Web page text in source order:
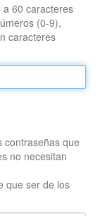
60 caracteres
(0-9),
caracteres
contraseñas que
no necesitan
que ser de los